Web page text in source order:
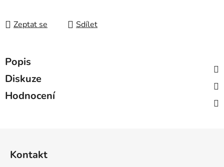
Zeptat se Sdílet
Popis
Diskuze
Hodnocení
Kontakt